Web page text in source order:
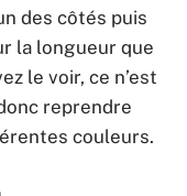
des côtés puis
la longueur que
le voir, ce n’est
reprendre
couleurs.